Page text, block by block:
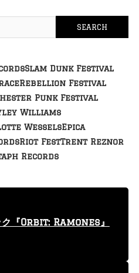
Slam Dunk Festival
Rebellion Festival
Punk Festival
Williams
WesselsEpica
Riot FestTrent Reznor
Records
ク『Orbit: Ramones』